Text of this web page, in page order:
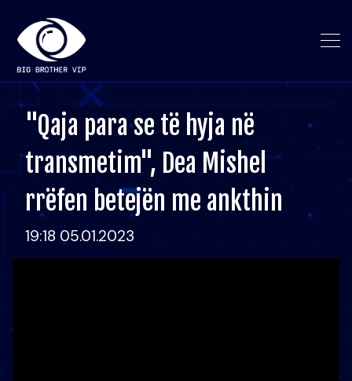
"Qaja para se të hyja në
transmetim", Dea Mishel
rrëfen betejën me ankthin
19:18 05.01.2023